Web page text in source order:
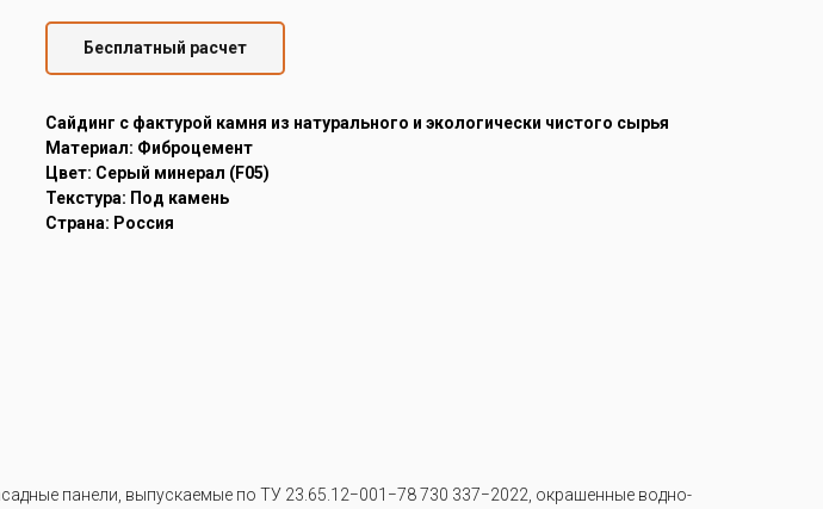
Бесплатный расчет
Cайдинг с фактурой камня из натурального и экологически чистого сырья
Материал: Фиброцемент
Цвет: Серый минерал (F05)
Текстура: Под камень
Страна: Россия
панели, выпускаемые по ТУ 23.65.12−001−78 730 337−2022, окрашенные водно-